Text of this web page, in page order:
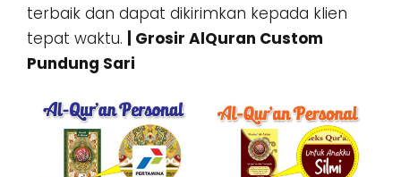
terbaik dan dapat dikirimkan kepada klien
tepat waktu.
| Grosir AlQuran Custom
Pundung Sari